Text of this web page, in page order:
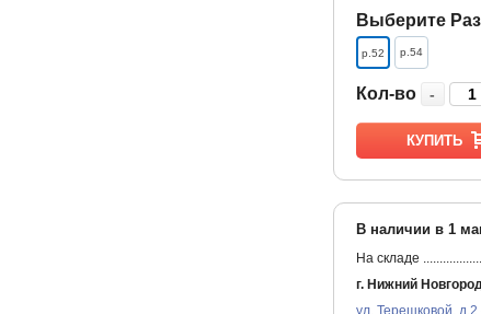
Выберите
р.52 р.54
Кол-во -
КУПИТЬ
В наличии в 1
На складе
г. Нижний
ул. Терешковой, д.2